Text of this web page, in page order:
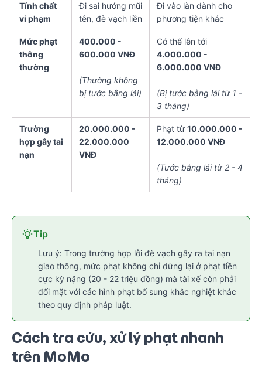
Tính chất
vi phạm
Đi sai hướng mũi
tên, đè vạch liền
Đi vào làn dành cho
phương tiện khác
Mức phạt
thông
thường
400.000 -
600.000 VNĐ
(Thường không
bị tước bằng lái)
Có thể lên tới
4.000.000 -
6.000.000 VNĐ
(Bị tước bằng lái từ 1 -
3 tháng)
Trường
hợp gây tai
nạn
20.000.000 -
22.000.000
VNĐ
Phạt từ 10.000.000 -
12.000.000 VNĐ
(Tước bằng lái từ 2 - 4
tháng)
Tip
Lưu ý: Trong trường hợp lỗi đè vạch gây ra tai nạn
giao thông, mức phạt không chỉ dừng lại ở phạt tiền
cực kỳ nặng (20 - 22 triệu đồng) mà tài xế còn phải
đối mặt với các hình phạt bổ sung khắc nghiệt khác
theo quy định pháp luật.
Cách tra cứu, xử lý phạt nhanh
trên MoMo